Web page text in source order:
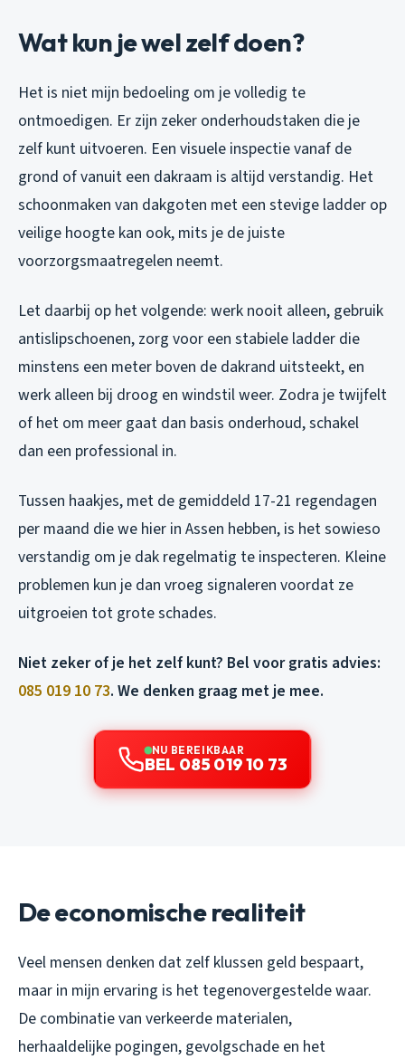
Wat kun je wel zelf doen?
Het is niet mijn bedoeling om je volledig te
ontmoedigen. Er zijn zeker onderhoudstaken die je
zelf kunt uitvoeren. Een visuele inspectie vanaf de
grond of vanuit een dakraam is altijd verstandig. Het
schoonmaken van dakgoten met een stevige ladder op
veilige hoogte kan ook, mits je de juiste
voorzorgsmaatregelen neemt.
Let daarbij op het volgende: werk nooit alleen, gebruik
antislipschoenen, zorg voor een stabiele ladder die
minstens een meter boven de dakrand uitsteekt, en
werk alleen bij droog en windstil weer. Zodra je twijfelt
of het om meer gaat dan basis onderhoud, schakel
dan een professional in.
Tussen haakjes, met de gemiddeld 17-21 regendagen
per maand die we hier in Assen hebben, is het sowieso
verstandig om je dak regelmatig te inspecteren. Kleine
problemen kun je dan vroeg signaleren voordat ze
uitgroeien tot grote schades.
Niet zeker of je het zelf kunt? Bel voor gratis advies:
085 019 10 73. We denken graag met je mee.
NU BEREIKBAAR
BEL 085 019 10 73
De economische realiteit
Veel mensen denken dat zelf klussen geld bespaart,
maar in mijn ervaring is het tegenovergestelde waar.
De combinatie van verkeerde materialen,
herhaaldelijke pogingen, gevolgschade en het